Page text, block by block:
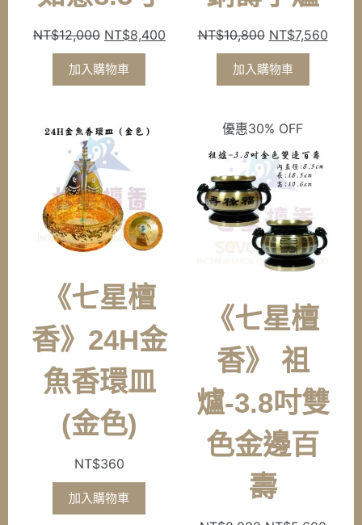
NT$12,000 原
始
價
NT$8,400目
加入購物車
NT$10,800 原
始
價
NT$7,560目
加入購物車
《七星檀
香》24H金
魚香環皿
(金色)
NT$360
加入購物車
優惠30% OFF
《七星檀
香》 祖
爐-3.8吋雙
色金邊百
壽